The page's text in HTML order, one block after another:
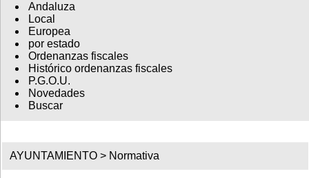
Andaluza
Local
Europea
por estado
Ordenanzas fiscales
Histórico ordenanzas fiscales
P.G.O.U.
Novedades
Buscar
AYUNTAMIENTO > Normativa